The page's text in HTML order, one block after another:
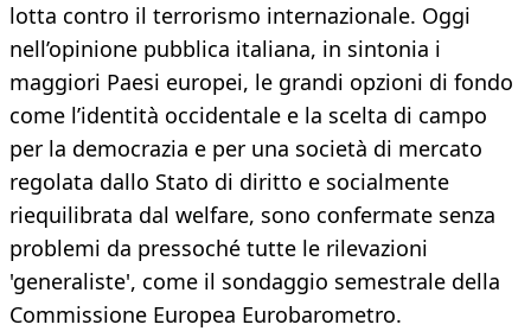
lotta contro il terrorismo internazionale. Oggi
nell’opinione pubblica italiana, in sintonia i
maggiori Paesi europei, le grandi opzioni di fondo
come l’identità occidentale e la scelta di campo
per la democrazia e per una società di mercato
regolata dallo Stato di diritto e socialmente
riequilibrata dal welfare, sono confermate senza
problemi da pressoché tutte le rilevazioni
'generaliste', come il sondaggio semestrale della
Commissione Europea Eurobarometro.